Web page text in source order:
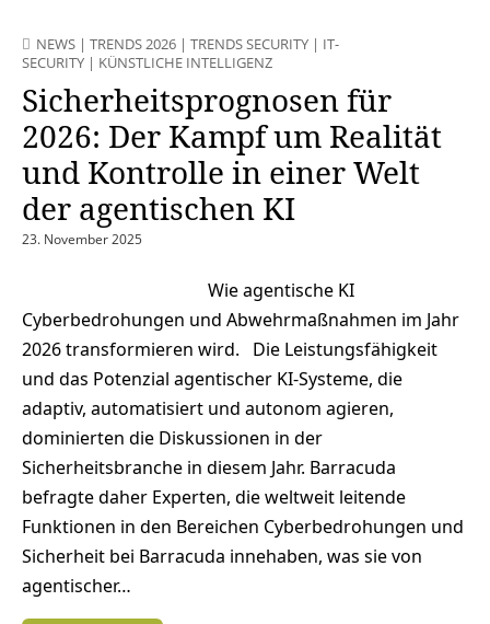
NEWS | TRENDS 2026 | TRENDS SECURITY | IT-
SECURITY | KÜNSTLICHE INTELLIGENZ
Sicherheitsprognosen für
2026: Der Kampf um Realität
und Kontrolle in einer Welt
der agentischen KI
23. November 2025
Wie agentische KI
Cyberbedrohungen und Abwehrmaßnahmen im Jahr
2026 transformieren wird. Die Leistungsfähigkeit
und das Potenzial agentischer KI-Systeme, die
adaptiv, automatisiert und autonom agieren,
dominierten die Diskussionen in der
Sicherheitsbranche in diesem Jahr. Barracuda
befragte daher Experten, die weltweit leitende
Funktionen in den Bereichen Cyberbedrohungen und
Sicherheit bei Barracuda innehaben, was sie von
agentischer…